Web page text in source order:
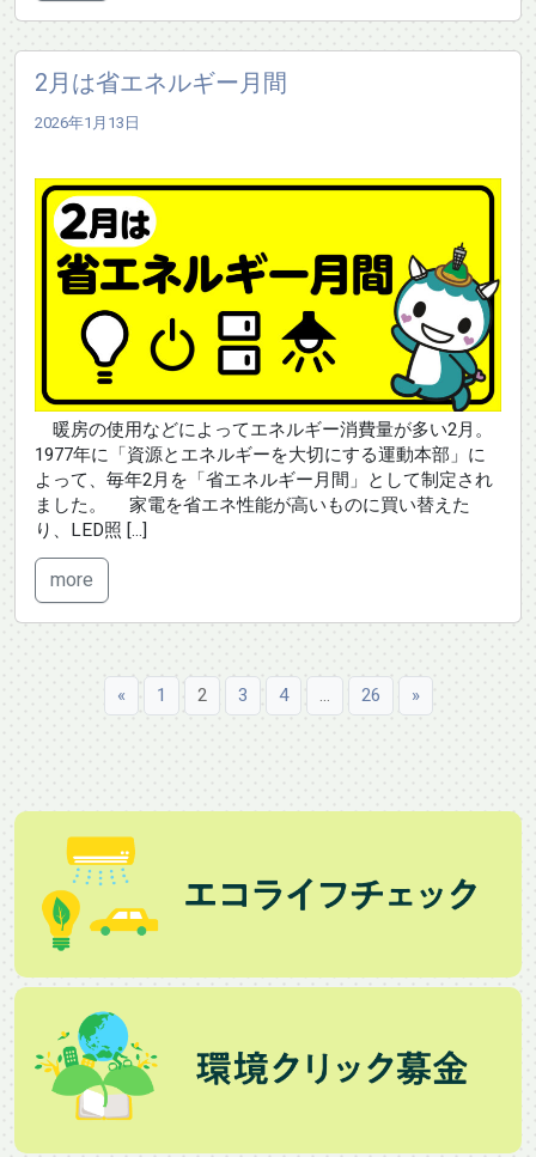
2月は省エネルギー月間
2026年1月13日
暖房の使用などによってエネルギー消費量が多い2月。
1977年に「資源とエネルギーを大切にする運動本部」に
よって、毎年2月を「省エネルギー月間」として制定され
ました。 家電を省エネ性能が高いものに買い替えた
り、LED照 […]
more
« 1 2 3 4 … 26 »